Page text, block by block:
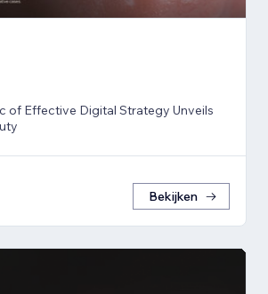
of Effective Digital Strategy Unveils
Bekijken